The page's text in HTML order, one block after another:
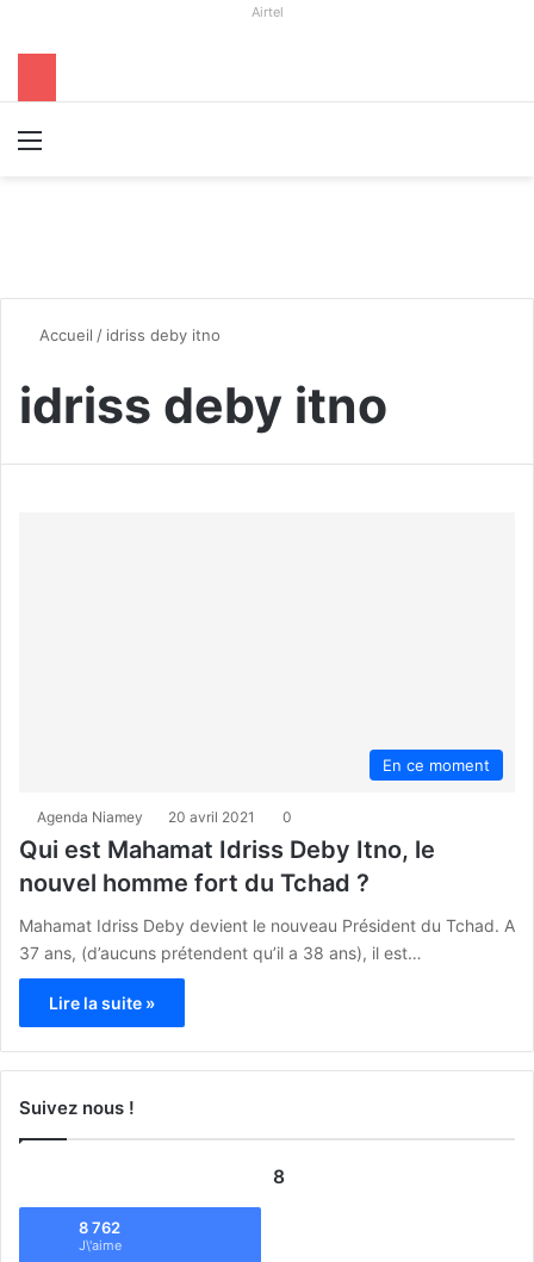
Airtel
Accueil / idriss deby itno
idriss deby itno
En ce moment
Agenda Niamey 20 avril 2021 0
Qui est Mahamat Idriss Deby Itno, le
nouvel homme fort du Tchad ?
Mahamat Idriss Deby devient le nouveau Président du Tchad. A
37 ans, (d’aucuns prétendent qu’il a 38 ans), il est…
Lire la suite »
Suivez nous !
8
8 762
J\'aime